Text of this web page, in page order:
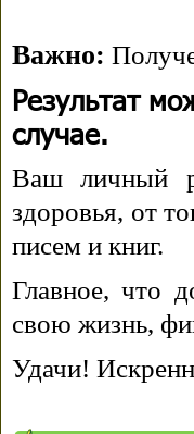
Важно:
Результат
случае.
Ваш личный
здоровья, от
писем и книг.
Главное, что
свою жизнь,
Удачи!